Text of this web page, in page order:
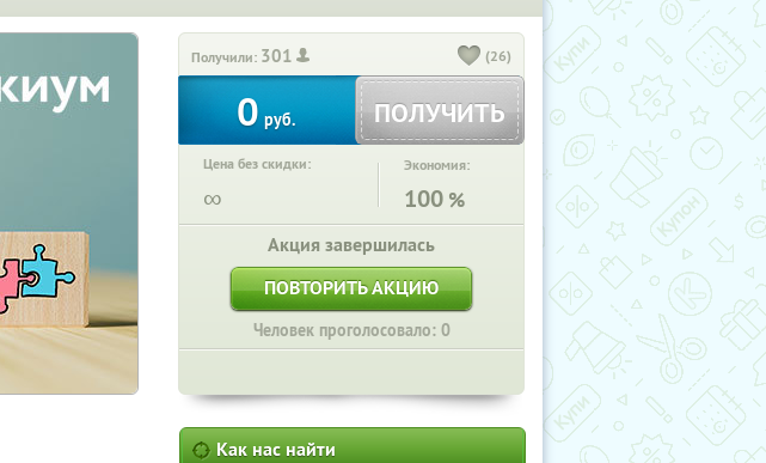
Получили: 301 (26)
0 руб. ПОЛУЧИТЬ
Цена без скидки:
∞
Экономия:
100 %
Акция завершилась
ПОВТОРИТЬ АКЦИЮ
Человек проголосовало: 0
Как нас найти